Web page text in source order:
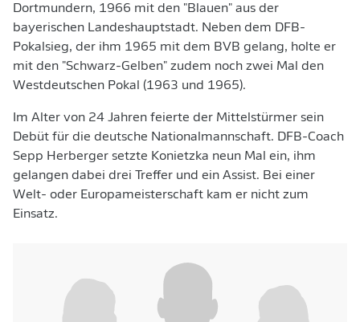
Dortmundern, 1966 mit den "Blauen" aus der
bayerischen Landeshauptstadt. Neben dem DFB-
Pokalsieg, der ihm 1965 mit dem BVB gelang, holte er
mit den "Schwarz-Gelben" zudem noch zwei Mal den
Westdeutschen Pokal (1963 und 1965).
Im Alter von 24 Jahren feierte der Mittelstürmer sein
Debüt für die deutsche Nationalmannschaft. DFB-Coach
Sepp Herberger setzte Konietzka neun Mal ein, ihm
gelangen dabei drei Treffer und ein Assist. Bei einer
Welt- oder Europameisterschaft kam er nicht zum
Einsatz.